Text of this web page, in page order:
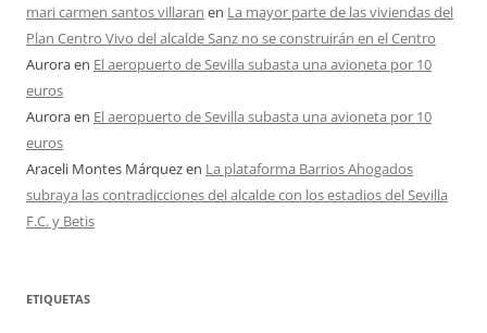
mari carmen santos villaran en La mayor parte de las viviendas del
Plan Centro Vivo del alcalde Sanz no se construirán en el Centro
Auroraen El aeropuerto de Sevilla subasta una avioneta por 10
euros
Auroraen El aeropuerto de Sevilla subasta una avioneta por 10
euros
Araceli Montes Márquezen La plataforma Barrios Ahogados
subraya las contradicciones del alcalde con los estadios del Sevilla
F.C. y Betis
ETIQUETAS